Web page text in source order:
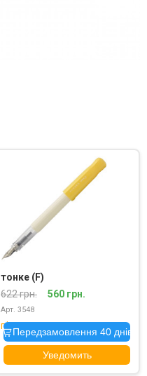
тонке (F)
622 грн.
560 грн.
Арт. 3548
під замовлення
Передзамовлення 40 днів
Уведомить